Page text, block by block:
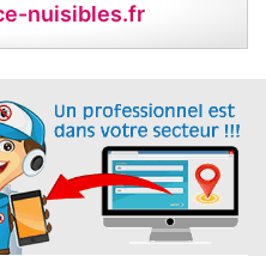
nuisibles.fr